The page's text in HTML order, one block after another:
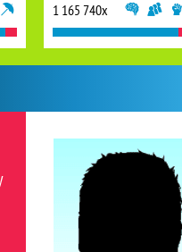
1 165 740x